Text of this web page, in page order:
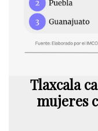
Tlaxcala
mujeres